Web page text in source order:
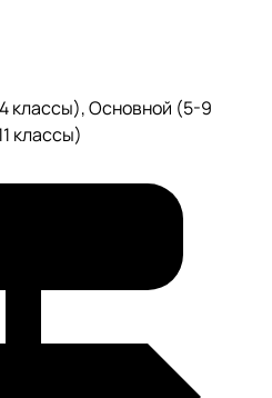
классы), Основной (5-9
классы)